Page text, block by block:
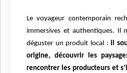
Le voyageur contemporain
immersives et authentiques. Il
déguster un produit local : il
origine, découvrir les
rencontrer les producteurs et